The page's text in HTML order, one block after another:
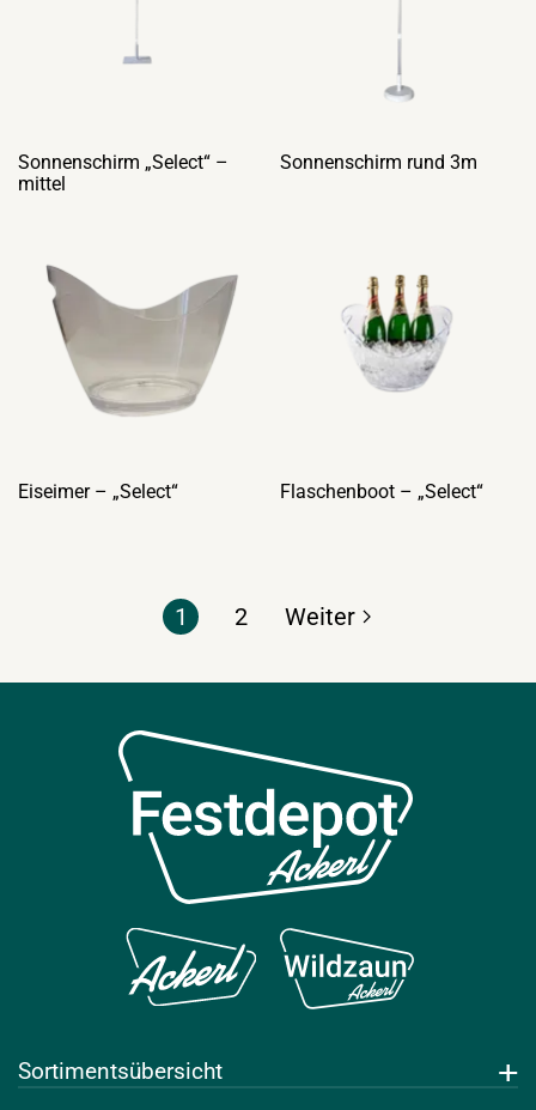
Sonnenschirm „Select“ –
mittel
Sonnenschirm rund 3m
Eiseimer – „Select“ Flaschenboot – „Select“
1 2
Sortimentsübersicht